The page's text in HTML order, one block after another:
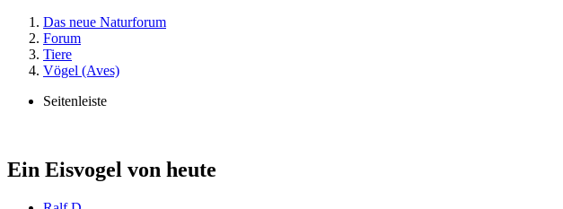
Das neue Naturforum
Forum
Tiere
Vögel (Aves)
Seitenleiste
Ein Eisvogel von heute